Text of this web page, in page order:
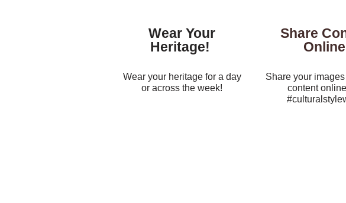
Wear Your
Heritage!
Wear your heritage for a day
or across the week!
Share
Share your
content